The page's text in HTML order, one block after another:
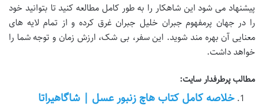
پیشنهاد می شود این شاهکار را به طور کامل مطالعه کنید تا بتوانید خود
را در جهان پرمفهوم جبران خلیل جبران غرق کرده و از تمام لایه های
معنایی آن بهره مند شوید. این سفر، بی شک، ارزش زمان و توجه شما را
خواهد داشت.
مطالب پرطرفدار سایت:
خلاصه کامل کتاب هاچ زنبور عسل | شاگاهیراتا